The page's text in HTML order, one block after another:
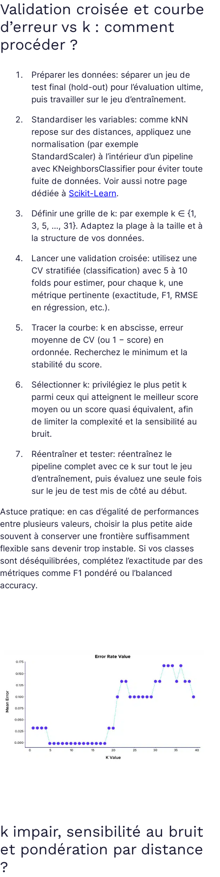
Validation croisée et courbe
d’erreur vs k : comment
procéder ?
Préparer les données: séparer un jeu de
test final (hold-out) pour l’évaluation ultime,
puis travailler sur le jeu d’entraînement.
Standardiser les variables: comme kNN
repose sur des distances, appliquez une
normalisation (par exemple
StandardScaler) à l’intérieur d’un pipeline
avec KNeighborsClassifier pour éviter toute
fuite de données. Voir aussi notre page
dédiée à Scikit-Learn.
Définir une grille de k: par exemple k ∈ {1,
3, 5, …, 31}. Adaptez la plage à la taille et à
la structure de vos données.
Lancer une validation croisée: utilisez une
CV stratifiée (classification) avec 5 à 10
folds pour estimer, pour chaque k, une
métrique pertinente (exactitude, F1, RMSE
en régression, etc.).
Tracer la courbe: k en abscisse, erreur
moyenne de CV (ou 1 − score) en
ordonnée. Recherchez le minimum et la
stabilité du score.
Sélectionner k: privilégiez le plus petit k
parmi ceux qui atteignent le meilleur score
moyen ou un score quasi équivalent, afin
de limiter la complexité et la sensibilité au
bruit.
Réentraîner et tester: réentraînez le
pipeline complet avec ce k sur tout le jeu
d’entraînement, puis évaluez une seule fois
sur le jeu de test mis de côté au début.
Astuce pratique: en cas d’égalité de performances
entre plusieurs valeurs, choisir la plus petite aide
souvent à conserver une frontière suffisamment
flexible sans devenir trop instable. Si vos classes
sont déséquilibrées, complétez l’exactitude par des
métriques comme F1 pondéré ou l’balanced
accuracy.
k impair, sensibilité au bruit
et pondération par distance
?